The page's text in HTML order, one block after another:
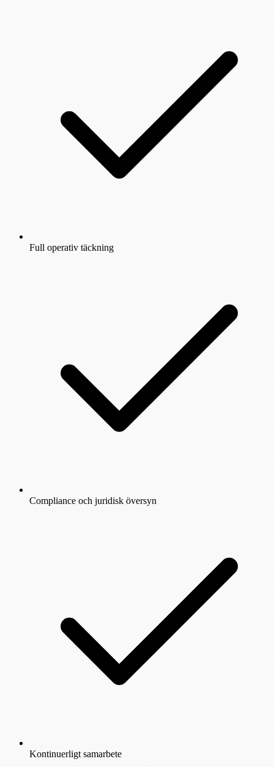
Full operativ täckning
Compliance och juridisk översyn
Kontinuerligt samarbete